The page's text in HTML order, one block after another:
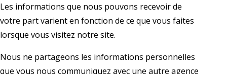
Les informations que nous pouvons recevoir de
votre part varient en fonction de ce que vous faites
lorsque vous visitez notre site.
Nous ne partageons les informations personnelles
que vous nous communiquez avec une autre agence